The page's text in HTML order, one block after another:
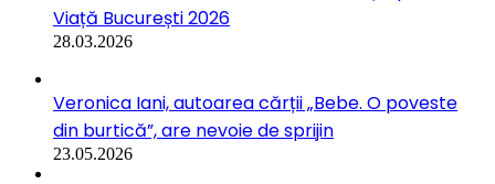
Viață București 2026
28.03.2026
Veronica Iani, autoarea cărții „Bebe. O poveste
din burtică”, are nevoie de sprijin
23.05.2026